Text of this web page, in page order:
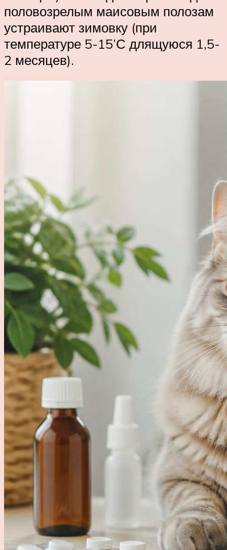
половозрелым маисовым полозам
устраивают зимовку (при
температуре 5-15’С длящуюся 1,5-
2 месяцев).